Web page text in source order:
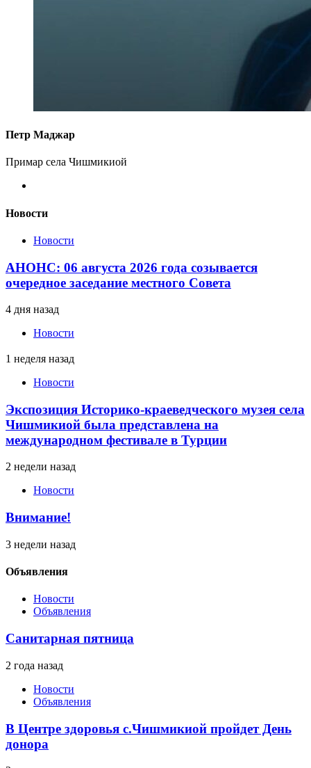
Петр Маджар
Примар села Чишмикиой
Новости
Новости
АНОНС: 06 августа 2026 года созывается
очередное заседание местного Совета
4 дня назад
Новости
1 неделя назад
Новости
Экспозиция Историко-краеведческого музея села
Чишмикиой была представлена на
международном фестивале в Турции
2 недели назад
Новости
Внимание!
3 недели назад
Объявления
Новости
Объявления
Санитарная пятница
2 года назад
Новости
Объявления
В Центре здоровья с.Чишмикиой пройдет День
донора